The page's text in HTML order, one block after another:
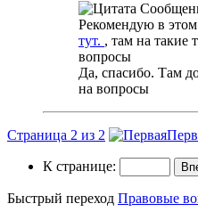
Рекомендую в этом
тут. , там на такие
вопросы
Да, спасибо. Там
на вопросы
Страница 2 из 2
К странице:
Быстрый переход Правовые